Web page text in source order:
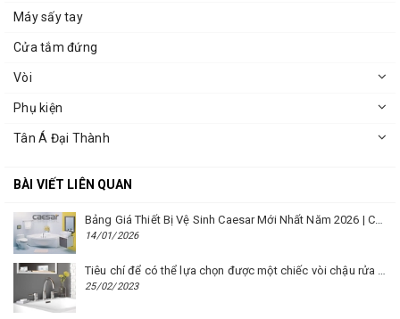
Máy sấy tay
Cửa tắm đứng
Vòi
Phụ kiện
Tân Á Đại Thành
BÀI VIẾT LIÊN QUAN
Bảng Giá Thiết Bị Vệ Sinh Caesar Mới Nhất Năm 2026 | Cập Nhật Liên Tục Tại BM8.VN
14/01/2026
25/02/2023